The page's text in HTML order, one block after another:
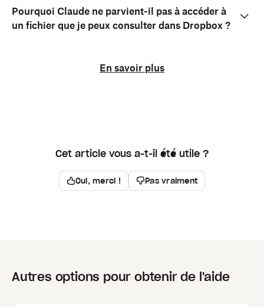
Pourquoi Claude ne parvient-il pas à accéder à
un fichier que je peux consulter dans Dropbox ?
En savoir plus
Cet article vous a-t-il été utile ?
Oui, merci ! Pas vraiment
Autres options pour obtenir de l'aide